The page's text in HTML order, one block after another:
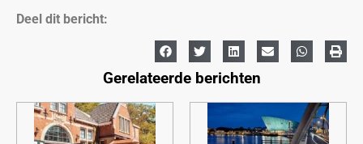
Deel dit bericht:
Gerelateerde berichten